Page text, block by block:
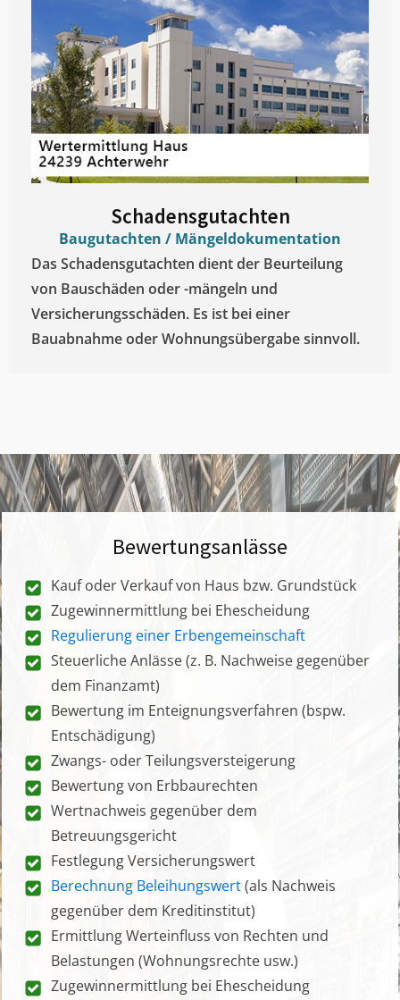
Schadensgutachten
Baugutachten / Mängeldokumentation
Das Schadensgutachten dient der Beurteilung
von Bauschäden oder -mängeln und
Versicherungsschäden. Es ist bei einer
Bauabnahme oder Wohnungsübergabe sinnvoll.
Bewertungsanlässe
Kauf oder Verkauf von Haus bzw. Grundstück
Zugewinnermittlung bei Ehescheidung
Regulierung einer Erbengemeinschaft
Steuerliche Anlässe (z. B. Nachweise gegenüber
dem Finanzamt)
Bewertung im Enteignungsverfahren (bspw.
Entschädigung)
Zwangs- oder Teilungsversteigerung
Bewertung von Erbbaurechten
Wertnachweis gegenüber dem
Betreuungsgericht
Festlegung Versicherungswert
Berechnung Beleihungswert(als Nachweis
gegenüber dem Kreditinstitut)
Ermittlung Werteinfluss von Rechten und
Belastungen (Wohnungsrechte usw.)
Zugewinnermittlung bei Ehescheidung